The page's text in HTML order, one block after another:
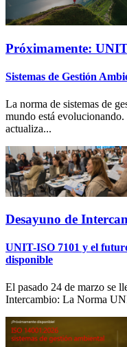
Próximamente:
Sistemas de Gestión
La norma de sistemas de
mundo está
actualiza...
Desayuno de
UNIT-ISO 7101 y el
disponible
El pasado 24 de marzo se
Intercambio: La Norma